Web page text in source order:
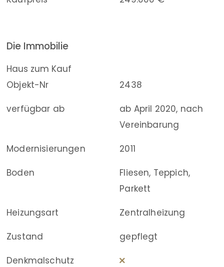
Die Immobilie
Haus zum Kauf
Objekt-Nr
2438
verfügbar ab
ab April 2020, nach
Vereinbarung
Modernisierungen
2011
Boden
Fliesen, Teppich,
Parkett
Heizungsart
Zentralheizung
Zustand
gepflegt
Denkmalschutz